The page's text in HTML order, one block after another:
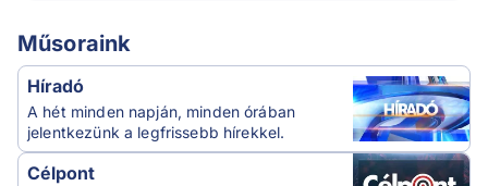
Műsoraink
Híradó
A hét minden napján, minden órában
jelentkezünk a legfrissebb hírekkel.
Célpont